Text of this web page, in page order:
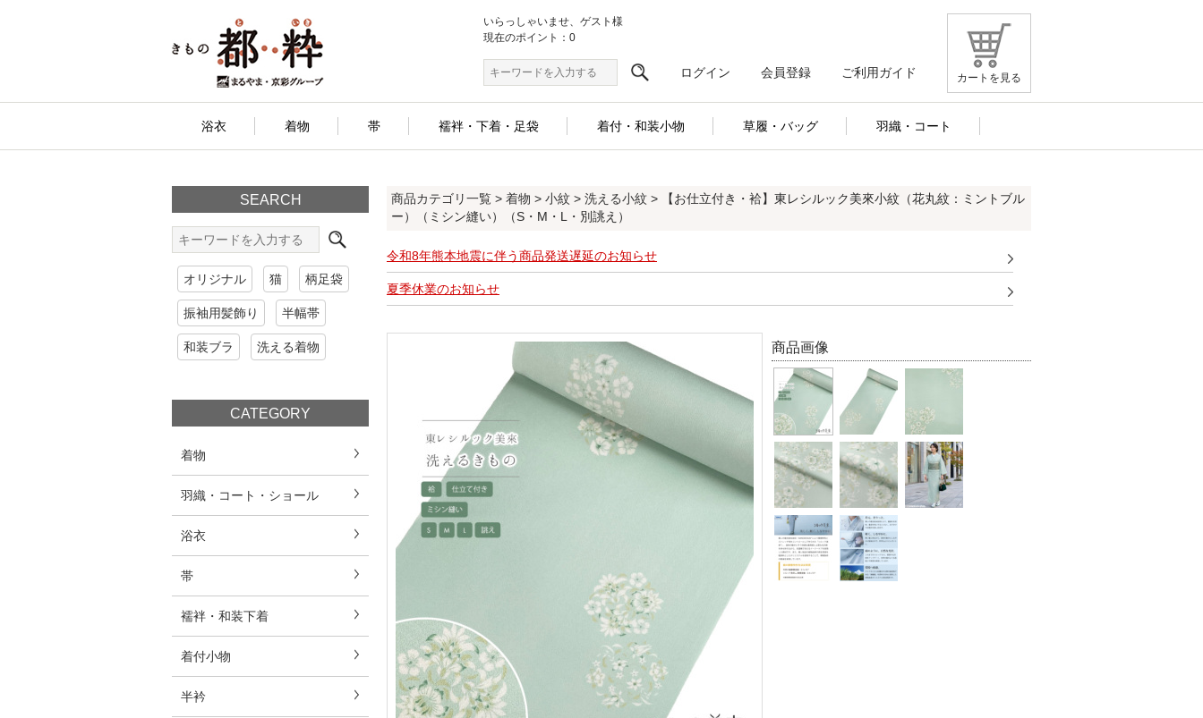
カートを見る
いらっしゃいませ、ゲスト様
現在のポイント：0
ログイン 会員登録 ご利用ガイド
浴衣 着物 帯 襦袢・下着・足袋 着付・和装小物 草履・バッグ 羽織・コート
SEARCH
オリジナル 猫 柄足袋
振袖用髪飾り 半幅帯
和装ブラ 洗える着物
CATEGORY
着物
羽織・コート・ショール
浴衣
帯
襦袢・和装下着
着付小物
半衿
商品カテゴリ一覧 > 着物 > 小紋 > 洗える小紋 > 【お仕立付き・袷】東レシルック美來小紋（花丸紋：ミントブル
ー）（ミシン縫い）（S・M・L・別誂え）
令和8年熊本地震に伴う商品発送遅延のお知らせ
夏季休業のお知らせ
商品画像